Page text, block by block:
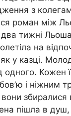
з
роман між
тижні
на
у казці.
одного. Кожен
і ніжним
збиралися
пішла в душ,